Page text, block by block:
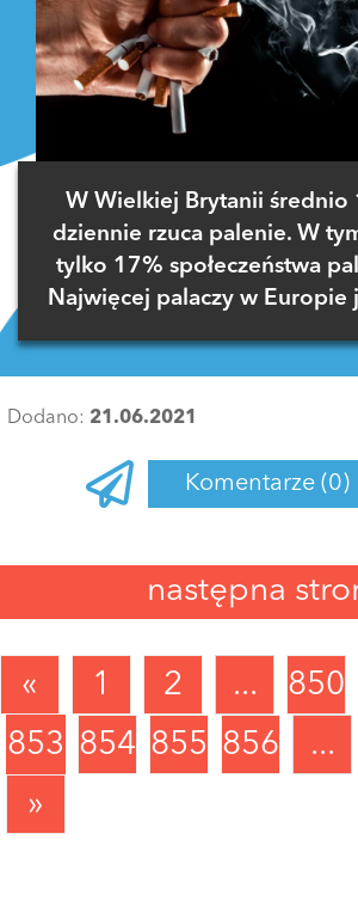
W Wielkiej Brytanii średnio
dziennie rzuca palenie. W
tylko 17% społeczeństwa
Najwięcej palaczy w Europie
Dodano: 21.06.2021
Komentarze (0)
następna
« 1 2 ... 850
853 854 855 856 ...
»